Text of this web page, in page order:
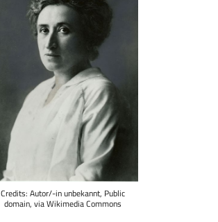
Credits: Autor/-in unbekannt, Public
domain, via Wikimedia Commons